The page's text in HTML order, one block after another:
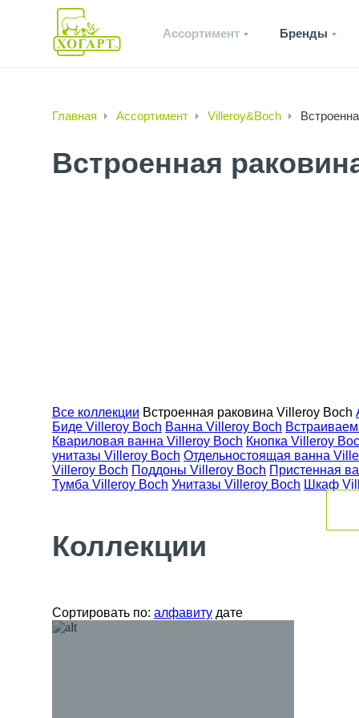
Ассортимент Бренды
Главная Ассортимент Villeroy&Boch
Встроенная
Все коллекции Встроенная раковина Villeroy Boch
Биде Villeroy Boch Ванна Villeroy Boch
Квариловая ванна Villeroy Boch Кнопка Villeroy
унитазы Villeroy Boch Отдельностоящая ванна
Villeroy Boch Поддоны Villeroy Boch Пристенная
Тумба Villeroy Boch Унитазы Villeroy Boch Шкаф
Коллекции
Сортировать по: алфавиту дате